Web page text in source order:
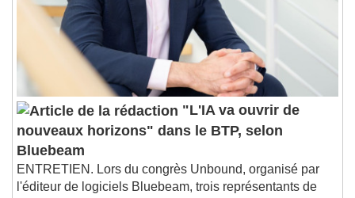
Subtitles
subtitles settings
, opens subtitles
settings dialog
subtitles off , selected
Audio Track
Picture-in-Picture
Fullscreen
This is a modal window.
Beginning of dialog window. Escape will cancel
and close the window.
"L'IA va ouvrir de
nouveaux horizons" dans le BTP, selon
Bluebeam
ENTRETIEN. Lors du congrès Unbound, organisé par
l'éditeur de logiciels Bluebeam, trois représentants de